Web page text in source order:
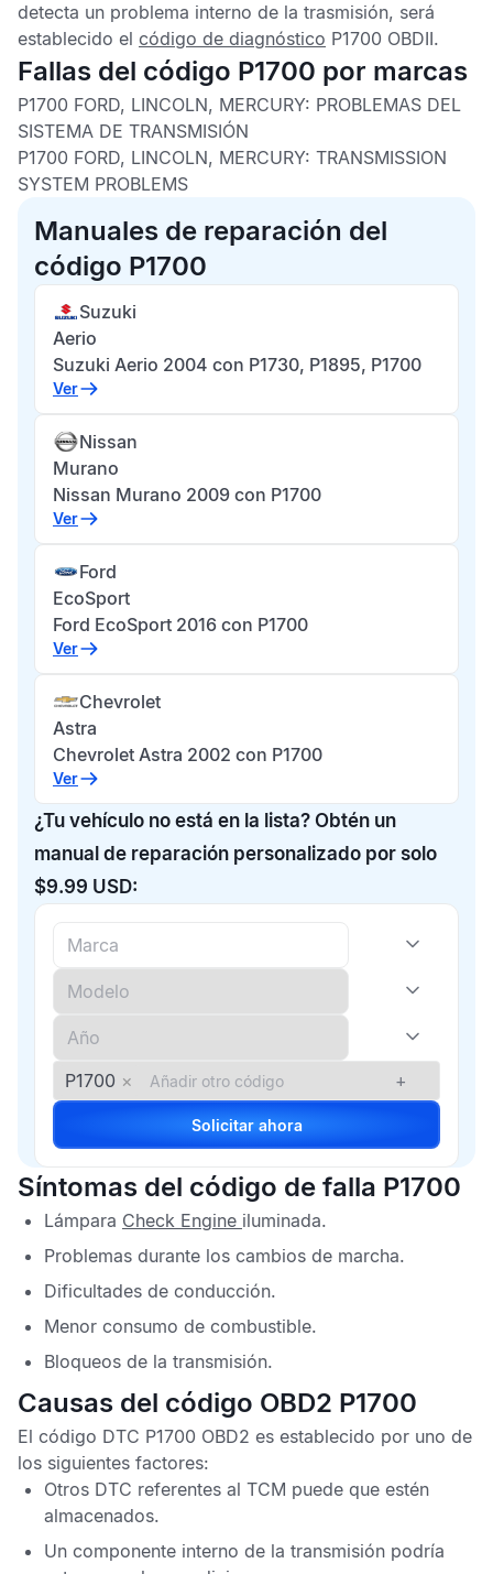
detecta un problema interno de la trasmisión, será
establecido el código de diagnóstico P1700 OBDII.
Fallas del código P1700 por marcas
P1700 FORD, LINCOLN, MERCURY: PROBLEMAS DEL
SISTEMA DE TRANSMISIÓN
P1700 FORD, LINCOLN, MERCURY: TRANSMISSION
SYSTEM PROBLEMS
Manuales de reparación del
código P1700
Suzuki
Aerio
Suzuki Aerio 2004 con P1730, P1895, P1700
Ver
Nissan
Murano
Nissan Murano 2009 con P1700
Ver
Ford
EcoSport
Ford EcoSport 2016 con P1700
Ver
Chevrolet
Astra
Chevrolet Astra 2002 con P1700
Ver
¿Tu vehículo no está en la lista? Obtén un
manual de reparación personalizado por solo
$9.99 USD:
P1700 × +
Solicitar ahora
Síntomas del código de falla P1700
Lámpara Check Engine iluminada.
Problemas durante los cambios de marcha.
Dificultades de conducción.
Menor consumo de combustible.
Bloqueos de la transmisión.
Causas del código OBD2 P1700
El código DTC P1700 OBD2 es establecido por uno de
los siguientes factores:
Otros DTC referentes al TCM puede que estén
almacenados.
Un componente interno de la transmisión podría